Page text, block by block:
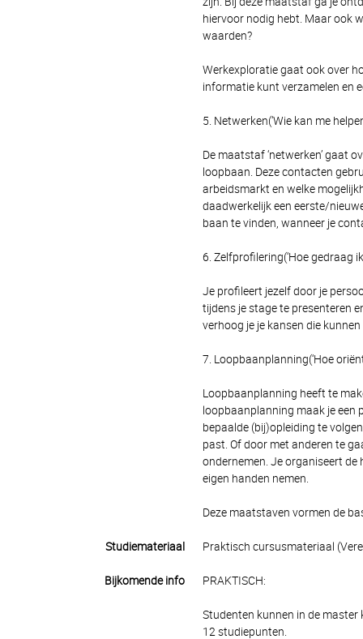
hiervoor nodig hebt. Maar ook
waarden?
Werkexploratie gaat ook over
informatie kunt verzamelen en
5. Netwerken(‘Wie kan me
De maatstaf ‘netwerken’ gaat
loopbaan. Deze contacten
arbeidsmarkt en welke
daadwerkelijk een eerste/
baan te vinden, wanneer je
6. Zelfprofilering(‘Hoe gedraag
Je profileert jezelf door je
tijdens je stage te presenteren
verhoog je je kansen die
7. Loopbaanplanning(‘Hoe
Loopbaanplanning heeft te
loopbaanplanning maak je een
bepaalde (bij)opleiding te
past. Of door met anderen te
ondernemen. Je organiseert
eigen handen nemen.
Deze maatstaven vormen de
Studiemateriaal Praktisch cursusmateriaal
Bijkomende info PRAKTISCH:
Studenten kunnen in de
12 studiepunten.